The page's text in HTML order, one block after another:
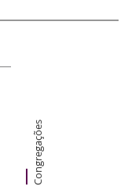
Congregações